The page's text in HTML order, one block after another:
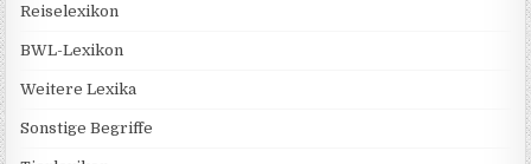
Reiselexikon
BWL-Lexikon
Weitere Lexika
Sonstige Begriffe